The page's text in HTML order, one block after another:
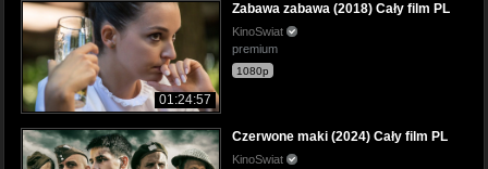
01:24:57
Zabawa zabawa (2018) Cały film PL
KinoSwiat
premium
1080p
Czerwone maki (2024) Cały film PL
KinoSwiat